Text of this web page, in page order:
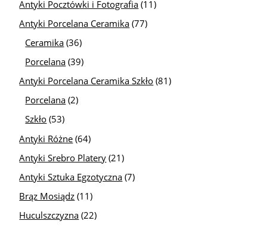
Antyki Pocztówki i Fotografia (11)
Antyki Porcelana Ceramika (77)
Ceramika (36)
Porcelana (39)
Antyki Porcelana Ceramika Szkło (81)
Porcelana (2)
Szkło (53)
Antyki Różne (64)
Antyki Srebro Platery (21)
Antyki Sztuka Egzotyczna (7)
Brąz Mosiądz (11)
Huculszczyzna (22)